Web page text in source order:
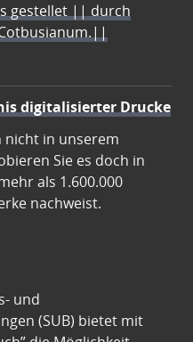
gestellet || durch
digitalisierter Drucke
nicht in unserem
Sie es doch in
als 1.600.000
nachweist.
und
(SUB) bietet mit